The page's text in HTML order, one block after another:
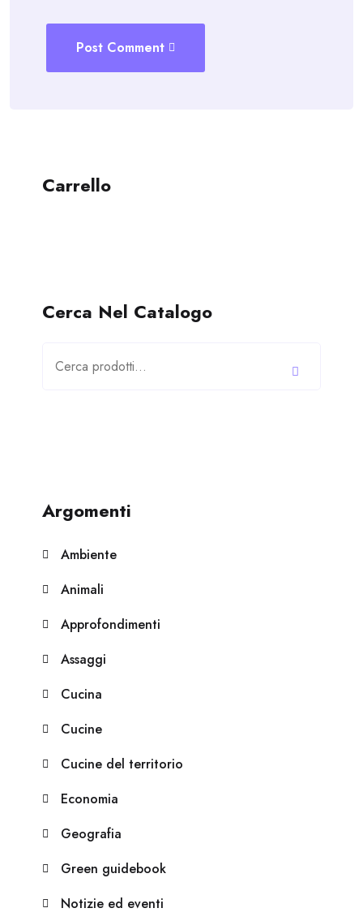
Post Comment
Carrello
Cerca Nel Catalogo
Argomenti
Ambiente
Animali
Approfondimenti
Assaggi
Cucina
Cucine
Cucine del territorio
Economia
Geografia
Green guidebook
Notizie ed eventi